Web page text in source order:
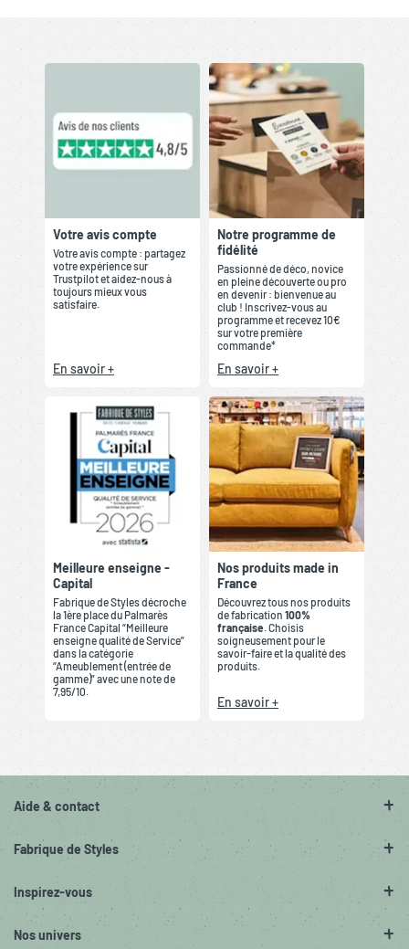
Votre avis compte
Votre avis compte : partagez
votre expérience sur
Trustpilot et aidez-nous à
toujours mieux vous
satisfaire.
En savoir +
Notre programme de
fidélité
Passionné de déco, novice
en pleine découverte ou pro
en devenir : bienvenue au
club ! Inscrivez-vous au
programme et recevez 10€
sur votre première
commande*
En savoir +
Meilleure enseigne -
Capital
Fabrique de Styles décroche
la 1ère place du Palmarès
France Capital “Meilleure
enseigne qualité de Service”
dans la catégorie
“Ameublement (entrée de
gamme)” avec une note de
7,95/10.
Nos produits made in
France
Découvrez tous nos produits
de fabrication 100%
française . Choisis
soigneusement pour le
savoir-faire et la qualité des
produits.
En savoir +
Aide & contact
Fabrique de Styles
Inspirez-vous
Nos univers